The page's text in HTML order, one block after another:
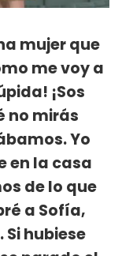
mujer que
me voy a
¡Sos
no mirás
Yo
en la casa
de lo que
a Sofía,
hubiese